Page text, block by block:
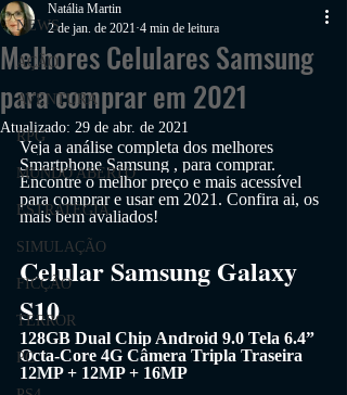
NEWS
AÇÃO
AVENTURA
RPG
MUNDO ABERTO
ESTRATÉGIA
SIMULAÇÃO
FICÇÃO
TERROR
PC
Melhores Celulares Samsung
para comprar em 2021
Natália Martin
2 de jan. de 2021 4 min de leitura
Atualizado: 29 de abr. de 2021
Veja a análise completa dos melhores
Smartphone Samsung , para comprar.
Encontre o melhor preço e mais acessível
para comprar e usar em 2021. Confira ai, os
mais bem avaliados!
Celular Samsung Galaxy
S10
128GB Dual Chip Android 9.0 Tela 6.4”
Octa-Core 4G Câmera Tripla Traseira
12MP + 12MP + 16MP